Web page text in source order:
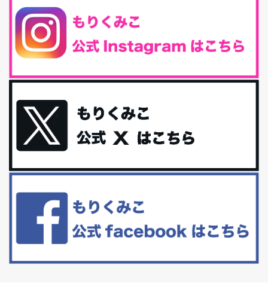
腸内環境を整えることは、健康維持の中でいっちばん大事！だと私
は思っています。 ヒトの免...
iHerb特大セール終了間近！みんな何買う？
最近お風呂上がりの炭酸水をシリカシリカにしているんだけど確か
今回は、最近毎回定期的に購入している「楽天ふるさと納税」の返
礼品トップ５を紹介します。今までいろ...
更年期を穏やかに乗りきるために今できる５つのこと。
アラフィフからの体と心の整え方。 私も気づけばアラフィフ、これ
といった更年期症状はまだ...
白髪・美容・免疫力、現代人に足りないのは海藻！
リーブオイルorごま油をたらす。&n...